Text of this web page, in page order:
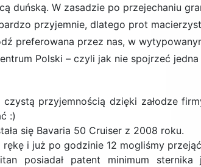
duńską. W zasadzie po przejechaniu
przyjemnie, dlatego prot
preferowana przez nas, w
Polski – czyli jak nie spojrzeć
czystą przyjemnością dzięki załodze
:)
się Bavaria 50 Cruiser z 2008 roku.
i już po godzinie 12 mogliśmy
posiadał patent minimum